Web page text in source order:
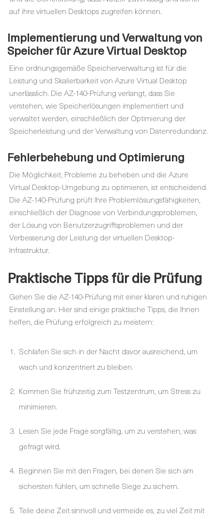
auf ihre virtuellen Desktops zugreifen können.
Implementierung und Verwaltung von
Speicher für Azure Virtual Desktop
Eine ordnungsgemäße Speicherverwaltung ist für die
Leistung und Skalierbarkeit von Azure Virtual Desktop
unerlässlich. Die AZ-140-Prüfung verlangt, dass Sie
verstehen, wie Speicherlösungen implementiert und
verwaltet werden, einschließlich der Optimierung der
Speicherleistung und der Verwaltung von Datenredundanz.
Fehlerbehebung und Optimierung
Die Möglichkeit, Probleme zu beheben und die Azure
Virtual Desktop-Umgebung zu optimieren, ist entscheidend.
Die AZ-140-Prüfung prüft Ihre Problemlösungsfähigkeiten,
einschließlich der Diagnose von Verbindungsproblemen,
der Lösung von Benutzerzugriffsproblemen und der
Verbesserung der Leistung der virtuellen Desktop-
Infrastruktur.
Praktische Tipps für die Prüfung
Gehen Sie die AZ-140-Prüfung mit einer klaren und ruhigen
Einstellung an. Hier sind einige praktische Tipps, die Ihnen
helfen, die Prüfung erfolgreich zu meistern:
Schlafen Sie sich in der Nacht davor ausreichend, um
wach und konzentriert zu bleiben.
Kommen Sie frühzeitig zum Testzentrum, um Stress zu
minimieren.
Lesen Sie jede Frage sorgfältig, um zu verstehen, was
gefragt wird.
Beginnen Sie mit den Fragen, bei denen Sie sich am
sichersten fühlen, um schnelle Siege zu sichern.
Teile deine Zeit sinnvoll und vermeide es, zu viel Zeit mit